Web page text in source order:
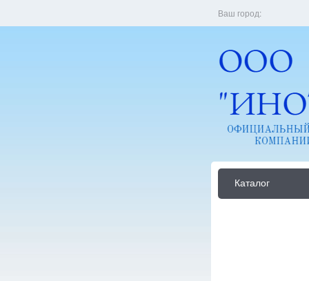
Ваш город:
Каталог